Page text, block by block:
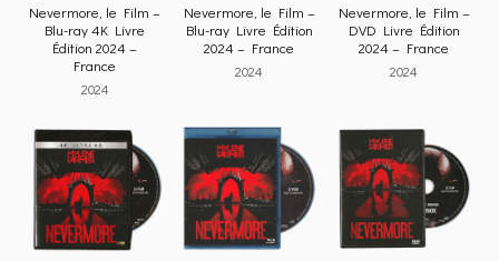
Nevermore, le Film –
Blu-ray 4K Livre
Édition 2024 –
France
2024
Nevermore, le Film –
Blu-ray Livre Édition
2024 – France
2024
Nevermore, le Film –
DVD Livre Édition
2024 – France
2024